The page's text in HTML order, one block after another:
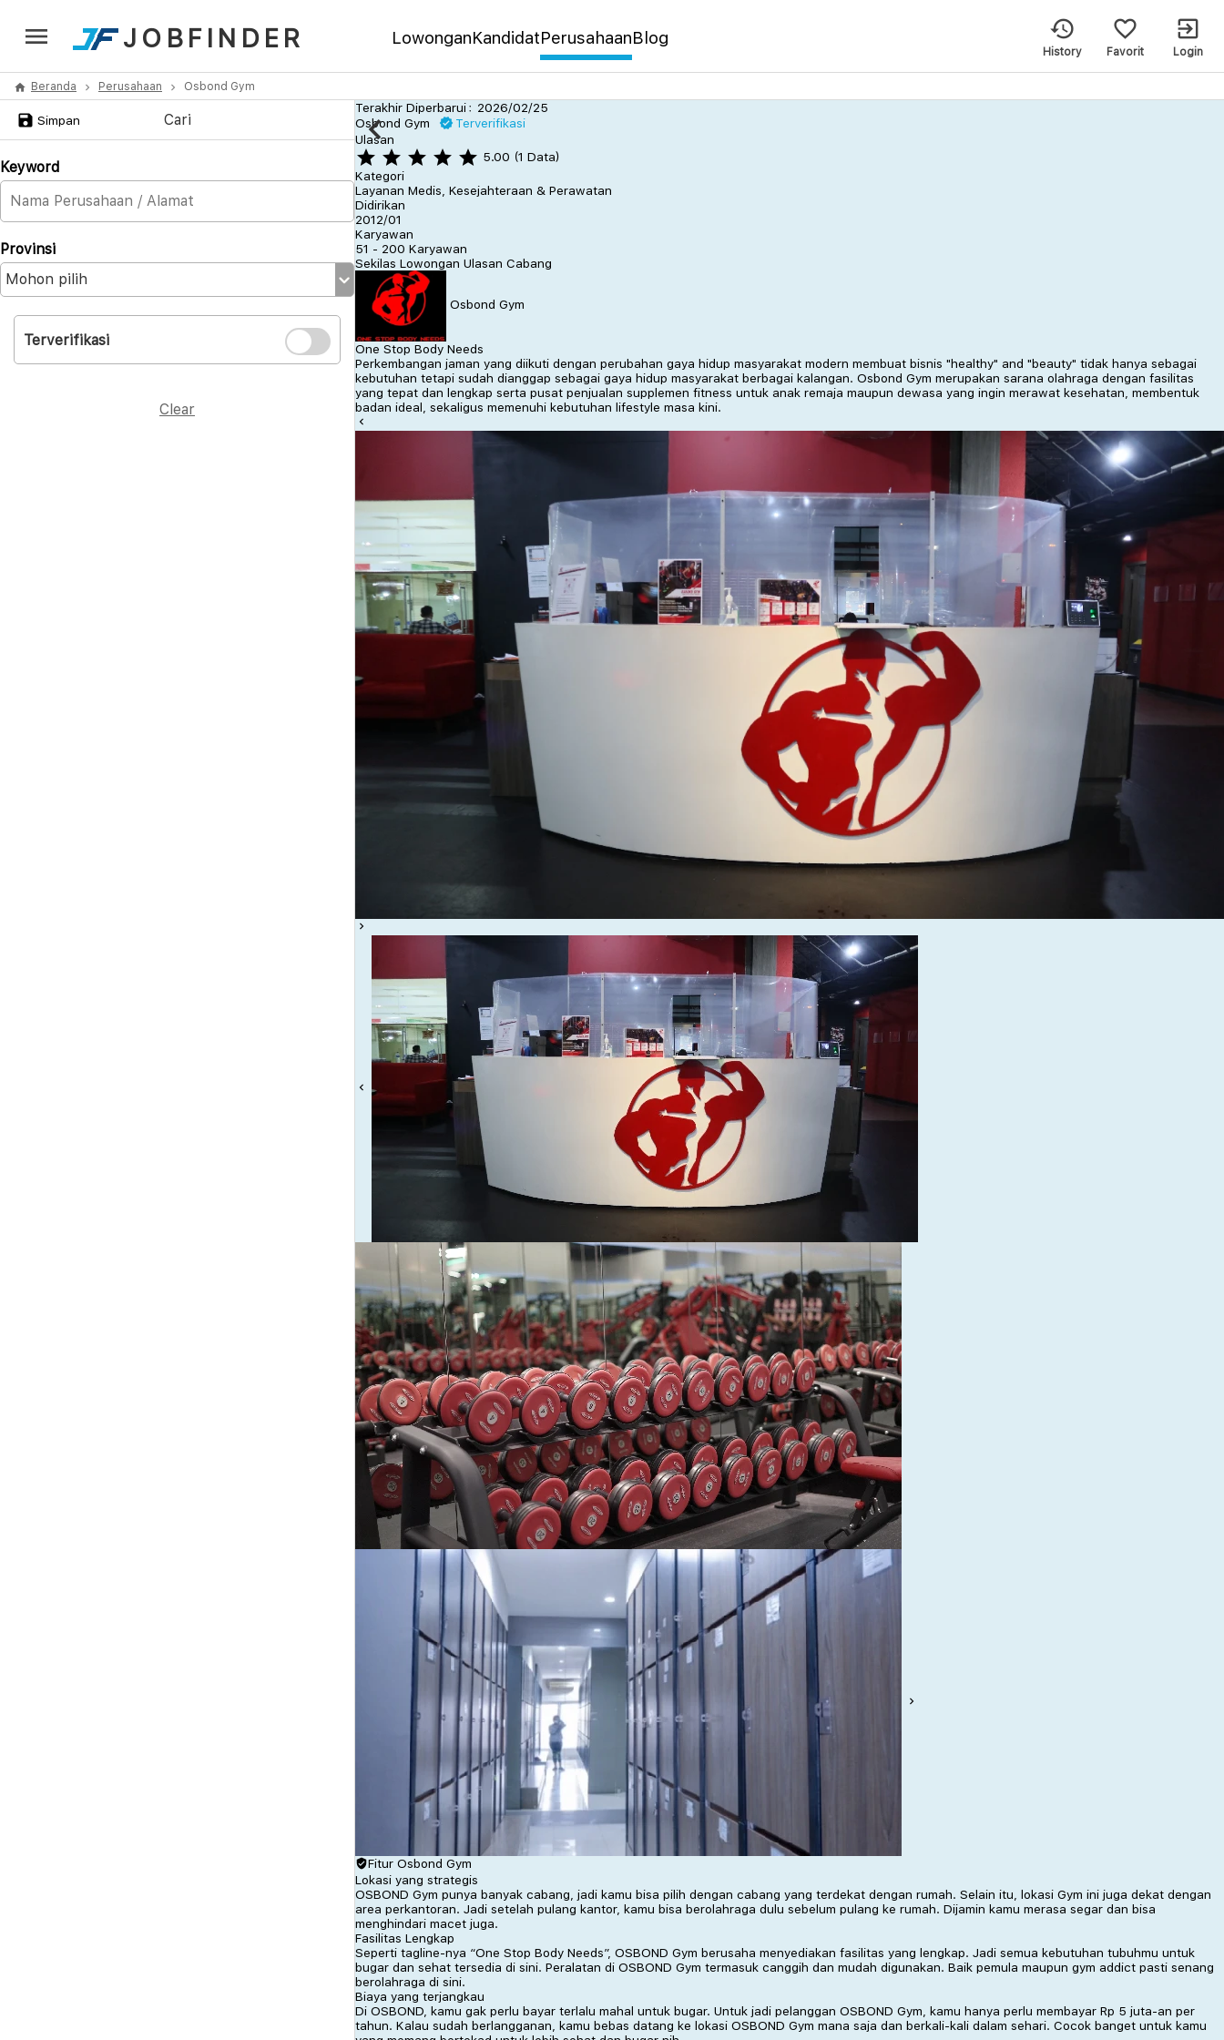
JOBFINDER History Favorit Login
LowonganKandidatPerusahaanBlog
Beranda Perusahaan Osbond Gym
Terakhir Diperbarui： 2026/02/25
Osbond Gym
Terverifikasi
Ulasan
5.00 （1 Data）
Kategori
Layanan Medis, Kesejahteraan & Perawatan
Didirikan
2012/01
Karyawan
51 - 200 Karyawan
Sekilas Lowongan Ulasan Cabang
Osbond Gym
One Stop Body Needs
Perkembangan jaman yang diikuti dengan perubahan gaya hidup masyarakat modern membuat bisnis "healthy" and "beauty" tidak hanya sebagai
kebutuhan tetapi sudah dianggap sebagai gaya hidup masyarakat berbagai kalangan. Osbond Gym merupakan sarana olahraga dengan fasilitas
yang tepat dan lengkap serta pusat penjualan supplemen fitness untuk anak remaja maupun dewasa yang ingin merawat kesehatan, membentuk
badan ideal, sekaligus memenuhi kebutuhan lifestyle masa kini.
Fitur Osbond Gym
Lokasi yang strategis
OSBOND Gym punya banyak cabang, jadi kamu bisa pilih dengan cabang yang terdekat dengan rumah. Selain itu, lokasi Gym ini juga dekat dengan
area perkantoran. Jadi setelah pulang kantor, kamu bisa berolahraga dulu sebelum pulang ke rumah. Dijamin kamu merasa segar dan bisa
menghindari macet juga.
Fasilitas Lengkap
Seperti tagline-nya “One Stop Body Needs”, OSBOND Gym berusaha menyediakan fasilitas yang lengkap. Jadi semua kebutuhan tubuhmu untuk
bugar dan sehat tersedia di sini. Peralatan di OSBOND Gym termasuk canggih dan mudah digunakan. Baik pemula maupun gym addict pasti senang
berolahraga di sini.
Biaya yang terjangkau
Di OSBOND, kamu gak perlu bayar terlalu mahal untuk bugar. Untuk jadi pelanggan OSBOND Gym, kamu hanya perlu membayar Rp 5 juta-an per
tahun. Kalau sudah berlangganan, kamu bebas datang ke lokasi OSBOND Gym mana saja dan berkali-kali dalam sehari. Cocok banget untuk kamu
Cari
Simpan
Keyword
Provinsi
Terverifikasi
Clear